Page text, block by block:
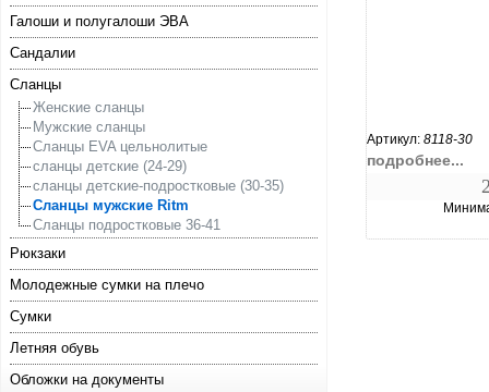
Галоши и полугалоши ЭВА
Сандалии
Сланцы
Женские сланцы
Мужские сланцы
Сланцы EVA цельнолитые
сланцы детские (24-29)
сланцы детские-подростковые (30-35)
Сланцы мужские Ritm
Сланцы подростковые 36-41
Рюкзаки
Молодежные сумки на плечо
Сумки
Летняя обувь
Обложки на документы
Артикул: 8118-30
подробнее...